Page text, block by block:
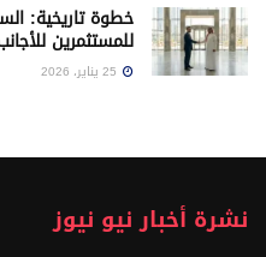
خطوة تاريخية:
للمستثمرين
نشرة أخبار نيو نيوز